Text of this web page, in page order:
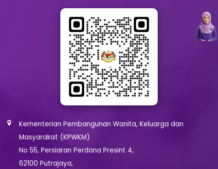
Kementerian Pembangunan Wanita, Keluarga dan
Masyarakat (KPWKM)
No 55, Persiaran Perdana Presint 4,
62100 Putrajaya,